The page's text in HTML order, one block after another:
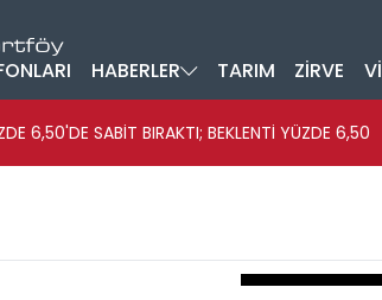
HABERLER TARIM ZİRVE
6,50'DE SABİT BIRAKTI; BEKLENTİ YÜZDE 6,50